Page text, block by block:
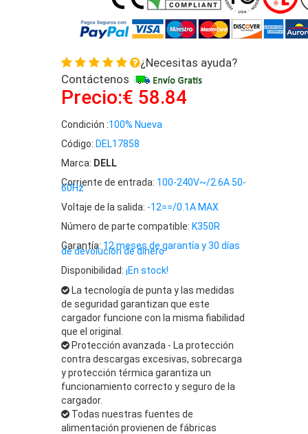
¿Necesitas ayuda?
Contáctenos
Precio:€ 58.84
Condición :100% Nueva
Código: DEL17858
Marca: DELL
Corriente de entrada: 100-240V~/2.6A 50-
60Hz
Voltaje de la salida: -12==/0.1A MAX
Número de parte compatible: K350R
Garantía: 12 meses de garantía y 30 días
de devolución de dinero
Disponibilidad: ¡En stock!
La tecnología de punta y las medidas
de seguridad garantizan que este
cargador funcione con la misma fiabilidad
que el original.
Protección avanzada - La protección
contra descargas excesivas, sobrecarga
y protección térmica garantiza un
funcionamiento correcto y seguro de la
cargador.
Todas nuestras fuentes de
alimentación provienen de fábricas